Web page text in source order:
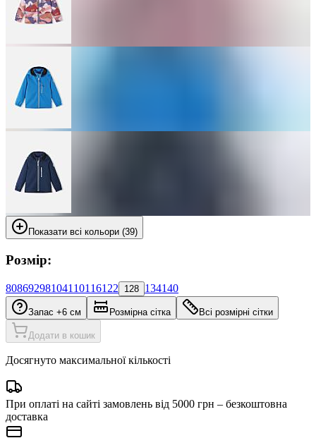
Показати всі кольори (39)
Розмір:
80869298104110116122 128 134140
Запас +6 см Розмірна сітка Всі розмірні сітки
Додати в кошик
Досягнуто максимальної кількості
При оплаті на сайті замовлень від 5000 грн – безкоштовна
доставка